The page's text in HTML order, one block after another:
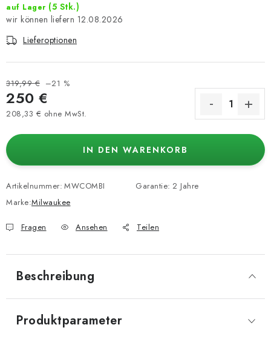
auf Lager (5 Stk.)
12.08.2026
Lieferoptionen
319,99 € –21 %
250 €
208,33 € ohne MwSt.
IN DEN WARENKORB
Artikelnummer: MWCOMBI
Marke:Milwaukee
Garantie: 2 Jahre
Fragen Ansehen Teilen
Beschreibung
Produktparameter